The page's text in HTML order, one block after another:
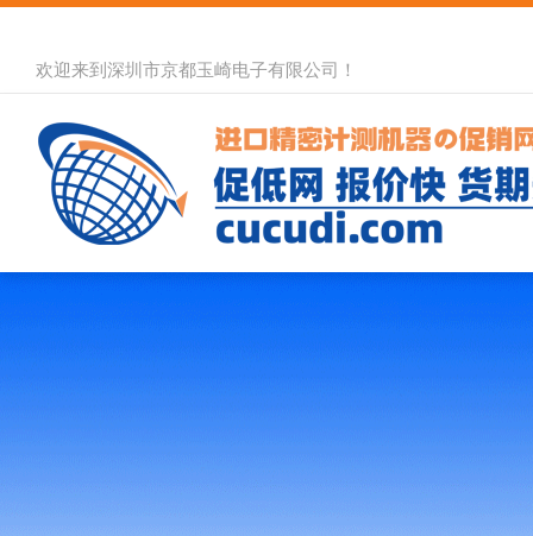
欢迎来到深圳市京都玉崎电子有限公司！